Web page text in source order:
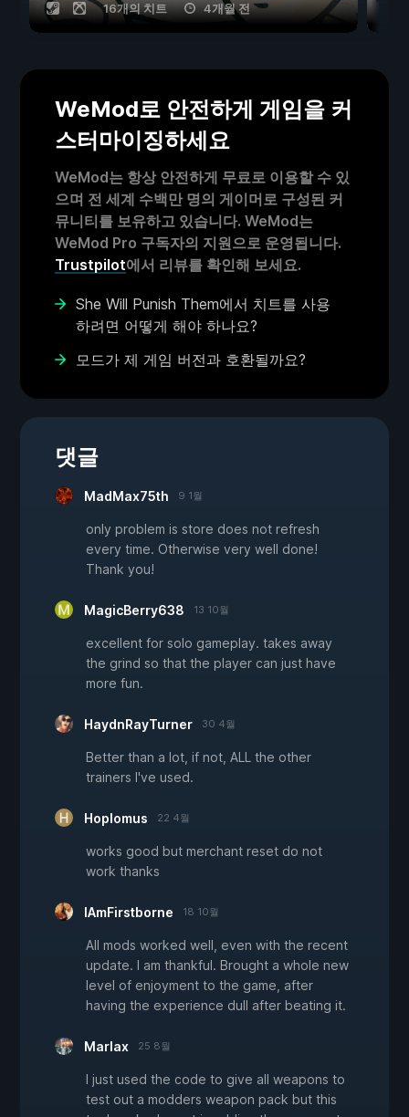
16개의 치트 4개월 전
WeMod로 안전하게 게임을 커
스터마이징하세요
WeMod는 항상 안전하게 무료로 이용할 수 있
으며 전 세계 수백만 명의 게이머로 구성된 커
뮤니티를 보유하고 있습니다. WeMod는
WeMod Pro 구독자의 지원으로 운영됩니다.
Trustpilot에서 리뷰를 확인해 보세요.
She Will Punish Them에서 치트를 사용
하려면 어떻게 해야 하나요?
모드가 제 게임 버전과 호환될까요?
댓글
MadMax75th 9 1월
only problem is store does not refresh
every time. Otherwise very well done!
Thank you!
MagicBerry638 13 10월
excellent for solo gameplay. takes away
the grind so that the player can just have
more fun.
HaydnRayTurner 30 4월
Better than a lot, if not, ALL the other
trainers I've used.
Hoplomus 22 4월
works good but merchant reset do not
work thanks
IAmFirstborne 18 10월
All mods worked well, even with the recent
update. I am thankful. Brought a whole new
level of enjoyment to the game, after
having the experience dull after beating it.
Marlax 25 8월
I just used the code to give all weapons to
test out a modders weapon pack but this